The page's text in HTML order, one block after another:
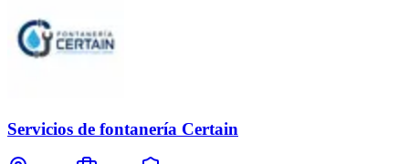
Servicios de fontanería Certain